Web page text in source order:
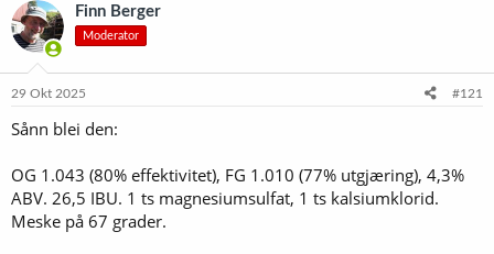
d
s
a
r
e
r
t
a
Finn Berger
Moderator
29 Okt 2025 #121
Sånn blei den:
OG 1.043 (80% effektivitet), FG 1.010 (77% utgjæring), 4,3%
ABV. 26,5 IBU. 1 ts magnesiumsulfat, 1 ts kalsiumklorid.
Meske på 67 grader.